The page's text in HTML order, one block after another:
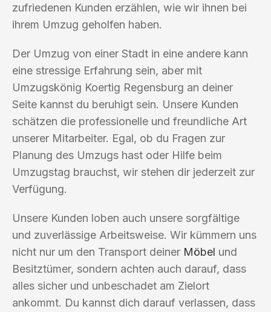
zufriedenen Kunden erzählen, wie wir ihnen bei
ihrem Umzug geholfen haben.
Der Umzug von einer Stadt in eine andere kann
eine stressige Erfahrung sein, aber mit
Umzugskönig Koertig Regensburg an deiner
Seite kannst du beruhigt sein. Unsere Kunden
schätzen die professionelle und freundliche Art
unserer Mitarbeiter. Egal, ob du Fragen zur
Planung des Umzugs hast oder Hilfe beim
Umzugstag brauchst, wir stehen dir jederzeit zur
Verfügung.
Unsere Kunden loben auch unsere sorgfältige
und zuverlässige Arbeitsweise. Wir kümmern uns
nicht nur um den Transport deiner Möbel und
Besitztümer, sondern achten auch darauf, dass
alles sicher und unbeschadet am Zielort
ankommt. Du kannst dich darauf verlassen, dass